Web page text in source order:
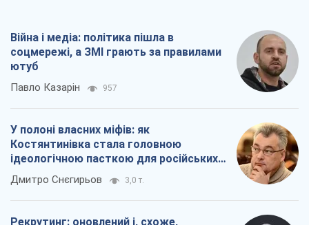
Війна і медіа: політика пішла в
соцмережі, а ЗМІ грають за правилами
ютуб
Павло Казарін 957
У полоні власних міфів: як
Костянтинівка стала головною
ідеологічною пасткою для російських
окупантів
Дмитро Снєгирьов 3,0 т.
Рекрутинг: оновлений і, схоже,